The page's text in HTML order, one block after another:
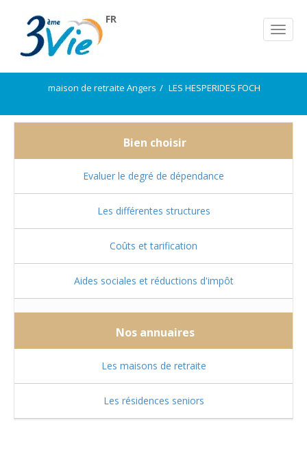
FR
maison de retraite Angers LES HESPERIDES FOCH
Bien choisir
Evaluer le degré de dépendance
Les différentes structures
Coûts et tarification
Aides sociales et réductions d'impôt
Nos annuaires
Les maisons de retraite
Les résidences seniors